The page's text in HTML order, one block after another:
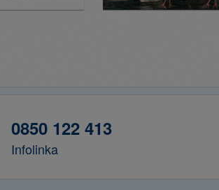
0850 122 413
Infolinka